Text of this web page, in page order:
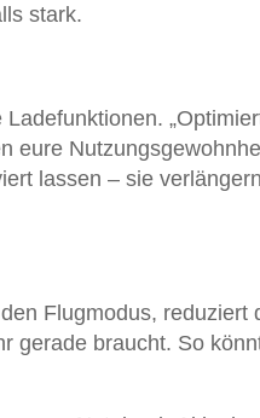
stark.
eure
lassen – sie
Flugmodus, reduziert
gerade braucht. So